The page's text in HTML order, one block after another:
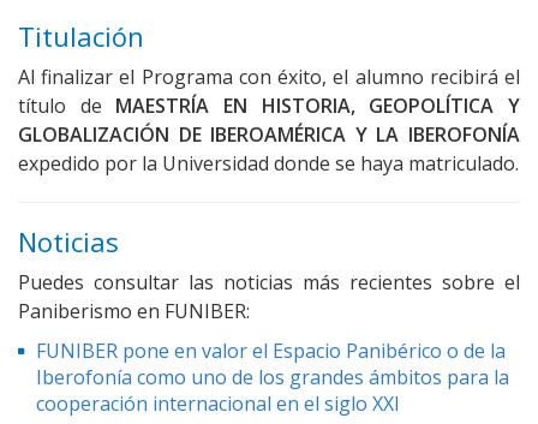
Titulación
Al finalizar el Programa con éxito, el alumno recibirá el
título de MAESTRÍA EN HISTORIA, GEOPOLÍTICA Y
GLOBALIZACIÓN DE IBEROAMÉRICA Y LA IBEROFONÍA
expedido por la Universidad donde se haya matriculado.
Noticias
Puedes consultar las noticias más recientes sobre el
Paniberismo en FUNIBER:
FUNIBER pone en valor el Espacio Panibérico o de la
Iberofonía como uno de los grandes ámbitos para la
cooperación internacional en el siglo XXI